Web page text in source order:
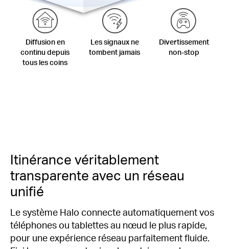
Diffusion en
continu depuis
tous les coins
Les signaux ne
tombent jamais
Divertissement
non-stop
Itinérance véritablement
transparente avec un réseau
unifié
Le système Halo connecte automatiquement vos
téléphones ou tablettes au nœud le plus rapide,
pour une expérience réseau parfaitement fluide.